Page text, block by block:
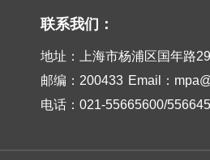
联系我们：
地址：上海市杨浦区国年路
邮编：200433 Email：
电话：021-55665600/